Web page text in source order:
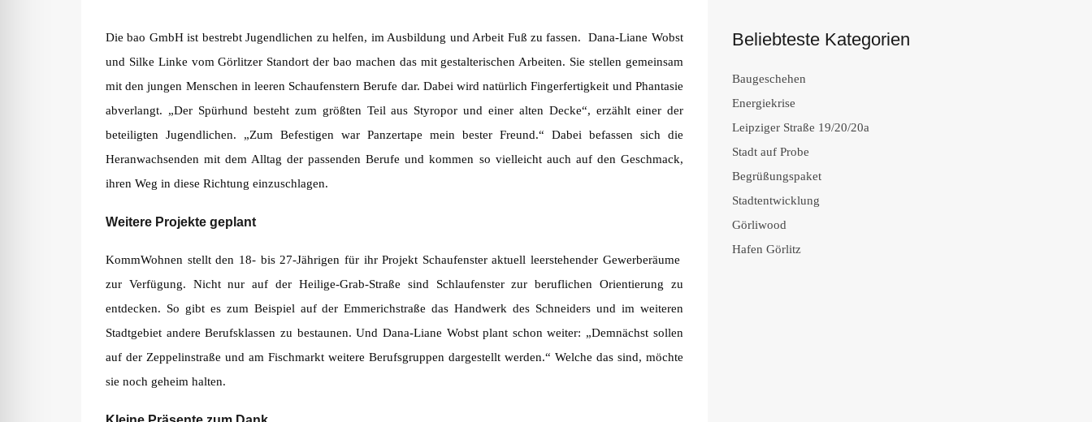
Die bao GmbH ist bestrebt Jugendlichen zu helfen, im Ausbildung und Arbeit Fuß zu fassen. Dana-Liane Wobst
und Silke Linke vom Görlitzer Standort der bao machen das mit gestalterischen Arbeiten. Sie stellen gemeinsam
mit den jungen Menschen in leeren Schaufenstern Berufe dar. Dabei wird natürlich Fingerfertigkeit und Phantasie
abverlangt. „Der Spürhund besteht zum größten Teil aus Styropor und einer alten Decke“, erzählt einer der
beteiligten Jugendlichen. „Zum Befestigen war Panzertape mein bester Freund.“ Dabei befassen sich die
Heranwachsenden mit dem Alltag der passenden Berufe und kommen so vielleicht auch auf den Geschmack,
ihren Weg in diese Richtung einzuschlagen.
Weitere Projekte geplant
KommWohnen stellt den 18- bis 27-Jährigen für ihr Projekt Schaufenster aktuell leerstehender Gewerberäume
zur Verfügung. Nicht nur auf der Heilige-Grab-Straße sind Schlaufenster zur beruflichen Orientierung zu
entdecken. So gibt es zum Beispiel auf der Emmerichstraße das Handwerk des Schneiders und im weiteren
Stadtgebiet andere Berufsklassen zu bestaunen. Und Dana-Liane Wobst plant schon weiter: „Demnächst sollen
auf der Zeppelinstraße und am Fischmarkt weitere Berufsgruppen dargestellt werden.“ Welche das sind, möchte
sie noch geheim halten.
Beliebteste Kategorien
Baugeschehen
Energiekrise
Leipziger Straße 19/20/20a
Stadt auf Probe
Begrüßungspaket
Stadtentwicklung
Görliwood
Hafen Görlitz